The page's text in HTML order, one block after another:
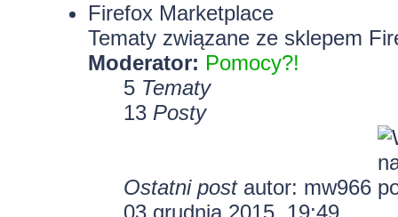
Firefox Marketplace
Tematy związane ze sklepem
Moderator: Pomocy?!
5 Tematy
13 Posty
Ostatni postautor: mw966
03 grudnia 2015, 19:49